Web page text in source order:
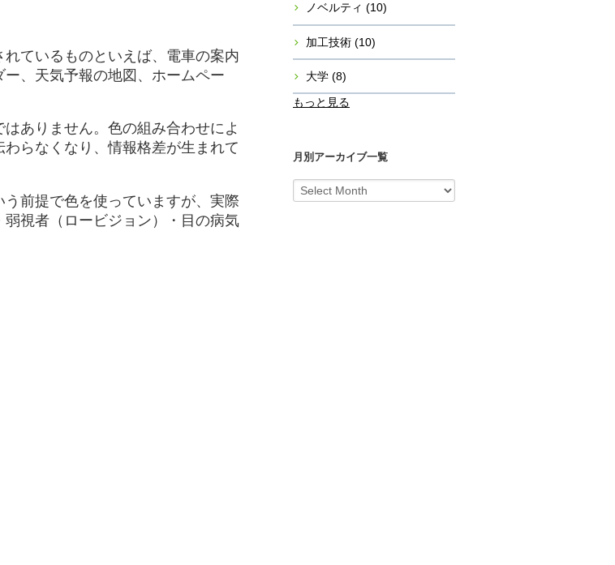
ているものといえば、電車の案内
、天気予報の地図、ホームペー
ありません。色の組み合わせによ
らなくなり、情報格差が生まれて
う前提で色を使っていますが、実際
視者（ロービジョン）・目の病気
ノベルティ (10)
加工技術 (10)
大学 (8)
もっと見る
月別アーカイブ一覧